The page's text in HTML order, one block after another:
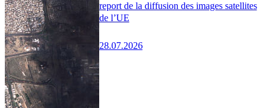
report de la diffusion des images satellites
de l’UE
28.07.2026